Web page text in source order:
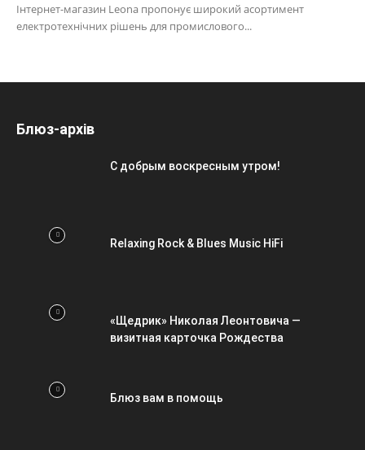
Інтернет-магазин Leona пропонує широкий асортимент
електротехнічних рішень для промислового...
Блюз-архів
С добрым воскресным утром!
Relaxing Rock & Blues Music HiFi
«Щедрик» Николая Леонтовича —
визитная карточка Рождества
Блюз вам в помощь